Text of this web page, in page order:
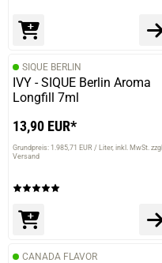
SIQUE BERLIN
IVY - SIQUE Berlin Aroma
Longfill 7ml
13,90 EUR*
Grundpreis: 1.985,71 EUR / Liter inkl. MwSt. zzgl.
Versand
CANADA FLAVOR